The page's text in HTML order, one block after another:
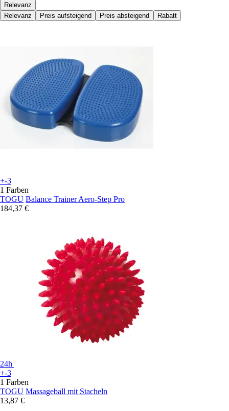
Relevanz
Relevanz
Preis aufsteigend Preis absteigend Rabatt
+-3
1 Farben
TOGU Balance Trainer Aero-Step Pro
184,37 €
24h
+-3
1 Farben
TOGU Massageball mit Stacheln
13,87 €